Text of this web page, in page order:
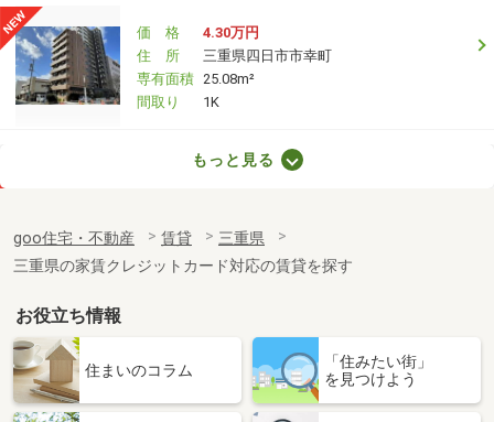
価 格
4.30万円
住 所
三重県四日市市幸町
専有面積 25.08m²
間取り
1K
三重県四日市市日永西２
専有面積
58.9m²
間取り
2LDK
三重県鈴鹿市池田町
価 格
3.70万円
三重県鈴鹿市池田町
専有面積 23.61m²
もっと見る
goo住宅・不動産 賃貸
三重県
三重県の家賃クレジットカード対応の賃貸を探す
お役立ち情報
住まいのコラム
「住みたい街」
を見つけよう